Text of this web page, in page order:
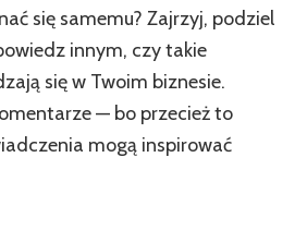
się samemu? Zajrzyj, podziel
innym, czy takie
się w Twoim biznesie.
— bo przecież to
mogą inspirować